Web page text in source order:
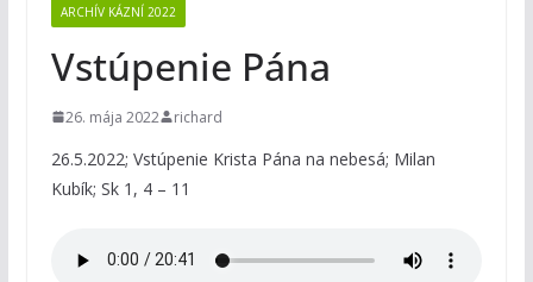
ARCHÍV KÁZNÍ 2022
Vstúpenie Pána
26. mája 2022 richard
26.5.2022; Vstúpenie Krista Pána na nebesá; Milan
Kubík; Sk 1, 4 – 11